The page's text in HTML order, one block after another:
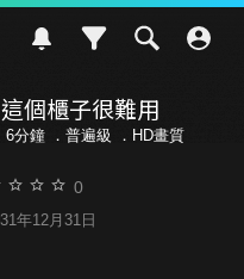
這個櫃子很難用
分鐘 ． 普遍級 ．HD畫質
0
年12月31日